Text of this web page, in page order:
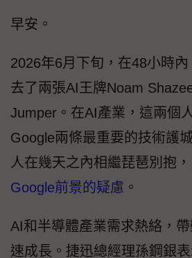
早安。
2026年6月下旬，在48小時
去了兩張AI王牌Noam
Jumper。在AI產業，這兩個
Google兩條最重要的技術護
人在幾天之內相繼琵琶別抱
Google前景的疑慮 。
AI和半導體產業需求熱絡，
速成長。捷迅總經理孫鋼銀